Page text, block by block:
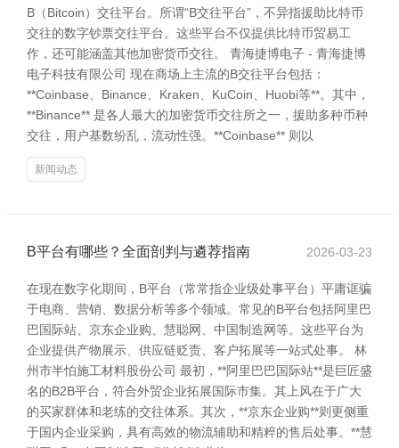
B（Bitcoin）交往平台。所谓“B交往平台”，不异指援助比特币
交往的数字钞票交往平台。这些平台不仅提供比特币贸易工
作，还可能涵盖其他加密货币交往。 青海捷博电子 - 青海捷博
电子科技有限公司 现在商场上主流的B交往平台包括：
**Coinbase、Binance、Kraken、KuCoin、Huobi等**。其中，
**Binance** 是各人最大的加密货币交往所之一，援助多种币种
交往，用户基数纷乱，流动性强。**Coinbase** 则以
新闻动态
B平台有哪些？全面剖判与遴荐指南 2026-03-23
在现在数字化期间，B平台（常常指企业级处事平台）平庸诓骗
于电商、营销、数据分析等多个领域。常见的B平台包括阿里巴
巴国际站、京东企业购、慧聪网、中国制造网等。这些平台为
企业提供产物展示、供应链贬责、客户拓展等一站式处事。 林
州市半怕施工材料股份公司 最初，**阿里巴巴国际站**是巨匠盛
名的B2B平台，符合外贸企业拓展国际市集。其上风在于广大
的买家群体和老练的交往体系。其次，**京东企业购**则更侧重
于国内企业采购，具有高效的物流辅助和精粹的售后处事。**慧